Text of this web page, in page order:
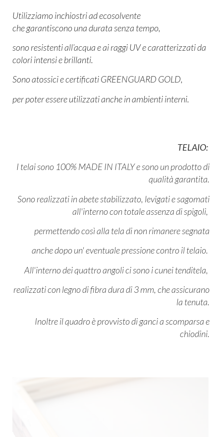
Utilizziamo inchiostri ad ecosolvente
che garantiscono una durata senza tempo,
sono resistenti all’acqua e ai raggi UV e caratterizzati da
colori intensi e brillanti.
Sono atossici e certificati GREENGUARD GOLD,
per poter essere utilizzati anche in ambienti interni.
TELAIO:
I telai sono 100% MADE IN ITALY e sono un prodotto di
qualità garantita.
Sono realizzati in abete stabilizzato, levigati e sagomati
all'interno con totale assenza di spigoli,
permettendo così alla tela di non rimanere segnata
anche dopo un' eventuale pressione contro il telaio.
All'interno dei quattro angoli ci sono i cunei tenditela,
realizzati con legno di fibra dura di 3 mm, che assicurano
la tenuta.
Inoltre il quadro è provvisto di ganci a scomparsa e
chiodini.